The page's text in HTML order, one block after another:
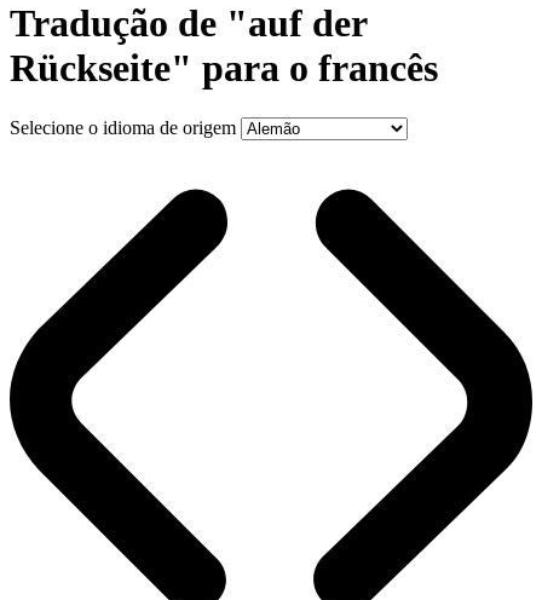
Tradução de "auf der
Rückseite" para o francês
Selecione o idioma de origem